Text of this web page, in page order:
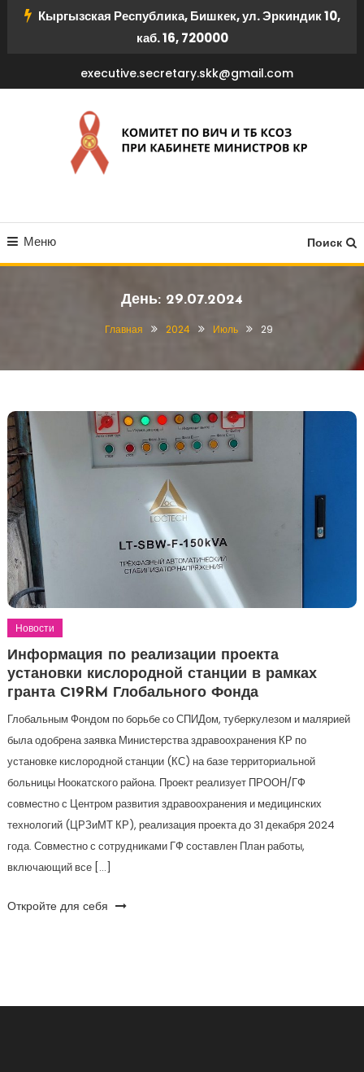
ПерейтиКыргызская Республика, Бишкек, ул. Эркиндик 10,
каб. 16, 720000
executive.secretary.skk@gmail.com
КСОЗ ПРИ КАБИНЕТЕ
МИНИСТРОВ КР
Меню Поиск
День: 29.07.2024
Главная 2024 Июль 29
Новости
Информация по реализации проекта
установки кислородной станции в рамках
гранта С19RM Глобального Фонда
Глобальным Фондом по борьбе со СПИДом, туберкулезом и малярией
была одобрена заявка Министерства здравоохранения КР по
установке кислородной станции (КС) на базе территориальной
больницы Ноокатского района. Проект реализует ПРООН/ГФ
совместно с Центром развития здравоохранения и медицинских
технологий (ЦРЗиМТ КР), реализация проекта до 31 декабря 2024
года. Совместно с сотрудниками ГФ составлен План работы,
включающий все […]
Откройте для себя